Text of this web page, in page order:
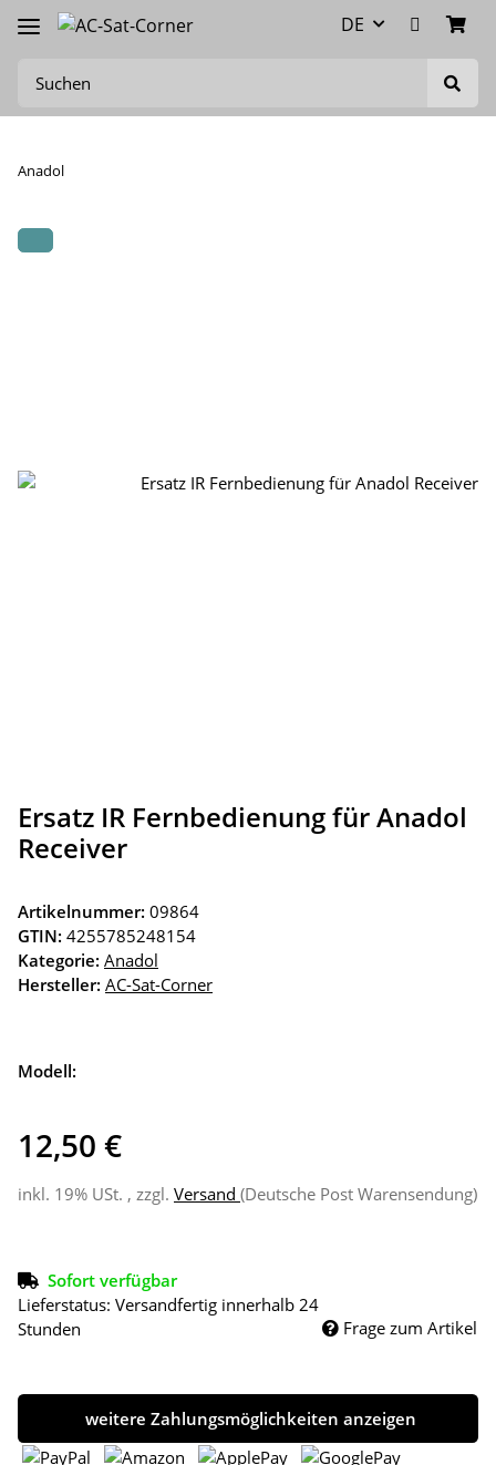
DE
Anadol
Ersatz IR Fernbedienung für Anadol
Receiver
Artikelnummer: 09864
GTIN: 4255785248154
Kategorie: Anadol
Hersteller: AC-Sat-Corner
Modell:
12,50 €
inkl. 19% USt. , zzgl. Versand (Deutsche Post Warensendung)
Sofort verfügbar
Lieferstatus: Versandfertig innerhalb 24
Stunden
Frage zum Artikel
weitere Zahlungsmöglichkeiten anzeigen